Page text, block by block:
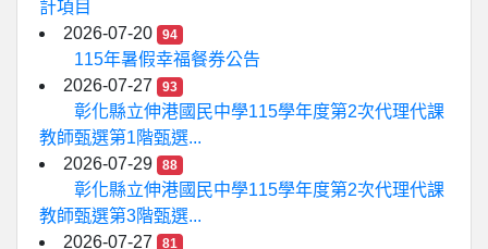
計項目
2026-07-20
94
115年暑假幸福餐券公告
2026-07-27
93
彰化縣立伸港國民中學115學年度第2次代理代課
教師甄選第1階甄選...
2026-07-29
88
彰化縣立伸港國民中學115學年度第2次代理代課
教師甄選第3階甄選...
2026-07-27
81